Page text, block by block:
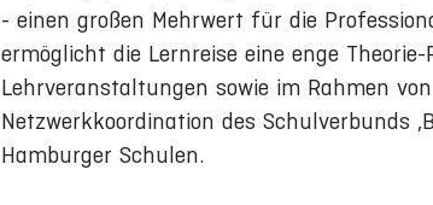
- einen großen Mehrwert für die
ermöglicht die Lernreise eine enge
Lehrveranstaltungen sowie im Rahmen
Netzwerkkoordination des Schulverbunds
Hamburger Schulen.